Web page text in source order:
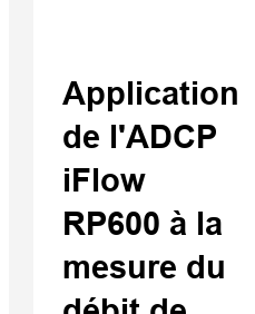
Qpad
Application
de l'ADCP
iFlow
RP600 à la
mesure du